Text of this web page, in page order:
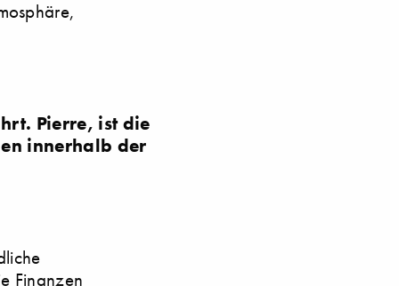
Pierre, ist die
innerhalb der
Finanzen